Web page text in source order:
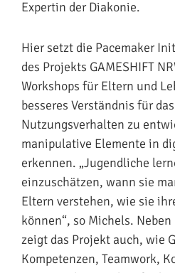
Expertin der Diakonie.
Hier setzt die Pacemaker
des Projekts GAMESHIFT
Workshops für Eltern und
besseres Verständnis für
Nutzungsverhalten zu
manipulative Elemente in
erkennen. „Jugendliche
einzuschätzen, wann sie
Eltern verstehen, wie sie
können“, so Michels.
zeigt das Projekt auch, wie
Kompetenzen, Teamwork,